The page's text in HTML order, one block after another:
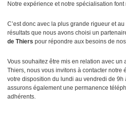
Notre expérience et notre spécialisation font
C’est donc avec la plus grande rigueur et
résultats que nous avons choisi un
de Thiers pour répondre aux besoins de
Vous souhaitez être mis en relation avec un
Thiers, nous vous invitons à contacter notre
votre disposition du lundi au vendredi de 9h
assurons également une permanence
adhérents.